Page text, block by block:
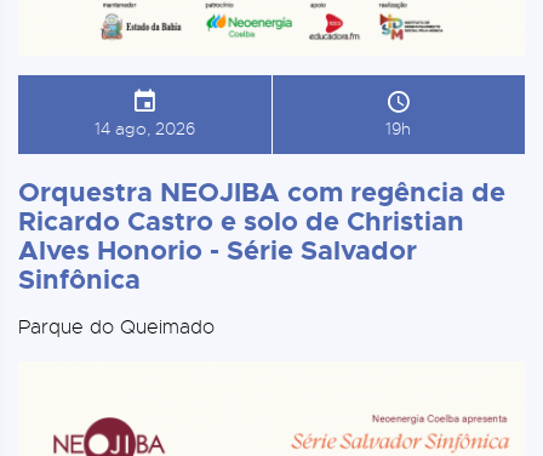
14 ago, 2026 19h
Orquestra NEOJIBA com regência de
Ricardo Castro e solo de Christian
Alves Honorio - Série Salvador
Sinfônica
Parque do Queimado